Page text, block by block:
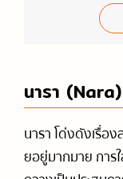
นารา (Nara)
นารา โด่งดังเรื่อ
ยอยู่มากมาย การ